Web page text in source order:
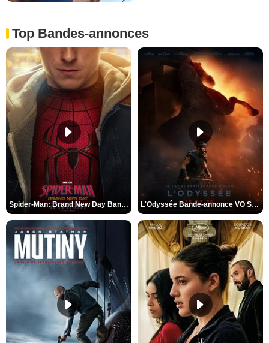
Top Bandes-annonces
Spider-Man: Brand New Day Bande-annonce VO STFR L'Odyssée Bande-annonce VO STFR